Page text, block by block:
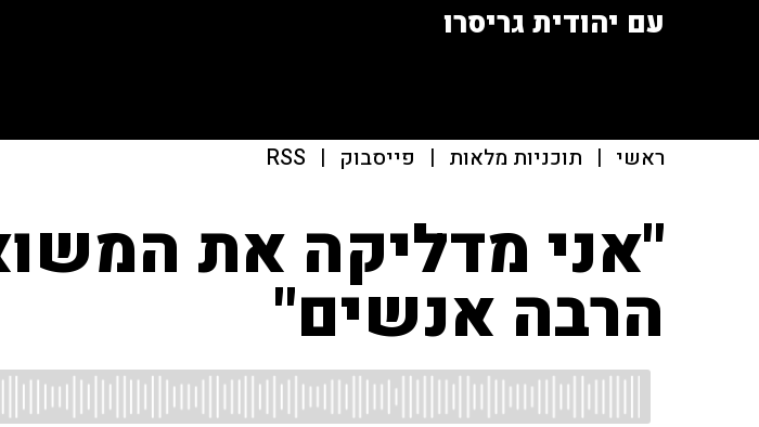
עם יהודית גריסרו
ראשי | תוכניות מלאות | פייסבוק |
RSS
"אני מדליקה את
הרבה אנשים"